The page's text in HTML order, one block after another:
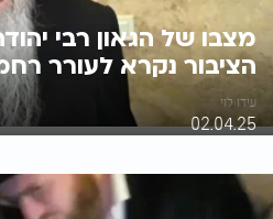
מצבו של הגאון רבי
הציבור נקרא לעורר
עידו לוי
02.04.25